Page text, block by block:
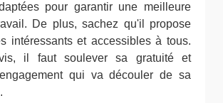
pour garantir une meilleure
De plus, sachez qu'il propose
intéressants et accessibles à tous.
il faut soulever sa gratuité et
qui va découler de sa